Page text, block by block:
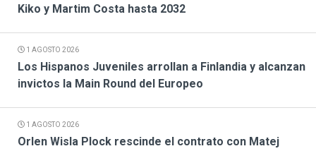
Kiko y Martim Costa hasta 2032
1 AGOSTO 2026
Los Hispanos Juveniles arrollan a Finlandia y alcanzan
invictos la Main Round del Europeo
1 AGOSTO 2026
Orlen Wisla Plock rescinde el contrato con Matej